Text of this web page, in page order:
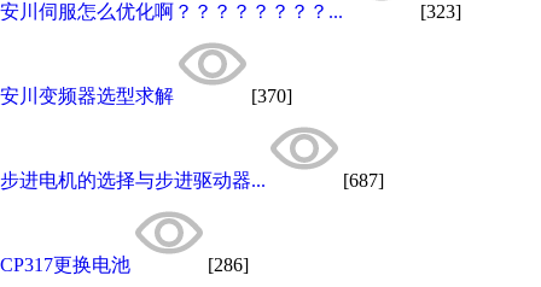
安川伺服怎么优化啊？？？？？？？？... [323]
安川变频器选型求解 [370]
步进电机的选择与步进驱动器... [687]
CP317更换电池 [286]